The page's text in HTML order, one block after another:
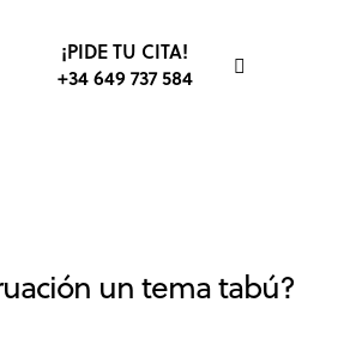
¡PIDE TU CITA!
+34 649 737 584
un tema tabú?